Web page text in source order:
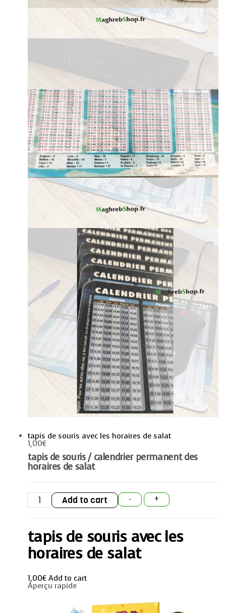
tapis de souris avec les horaires de salat
1,00€
tapis de souris / calendrier permanent des
horaires de salat
-
tapis
souris
horaires
de
salat
quantity
+
Add to cart
tapis de souris avec les
horaires de salat
1,00€ Add to cart
Aperçu rapide